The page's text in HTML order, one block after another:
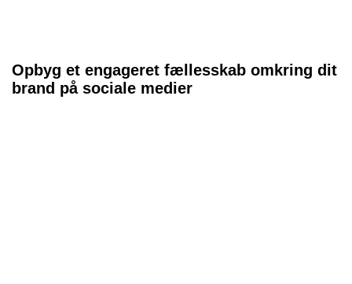
Opbyg et engageret fællesskab omkring dit
brand på sociale medier